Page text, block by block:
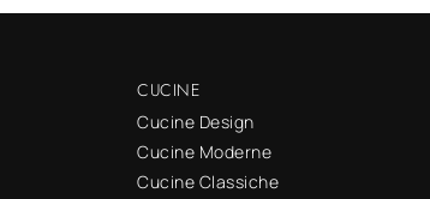
CUCINE
Cucine Design
Cucine Moderne
Cucine Classiche